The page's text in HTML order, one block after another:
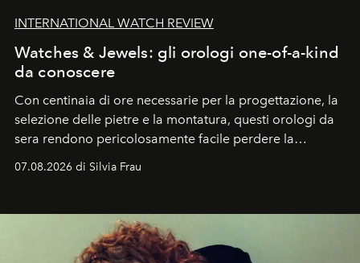
INTERNATIONAL WATCH REVIEW
Watches & Jewels: gli orologi one-of-a-kind
da conoscere
Con centinaia di ore necessarie per la progettazione, la
selezione delle pietre e la montatura, questi orologi da
sera rendono pericolosamente facile perdere la
cognizione del tempo. Ma con quadranti così
07.08.2026 di Silvia Frau